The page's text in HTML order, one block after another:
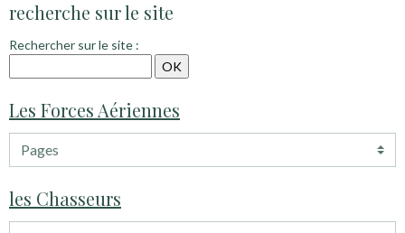
recherche sur le site
Rechercher sur le site :
Les Forces Aériennes
les Chasseurs